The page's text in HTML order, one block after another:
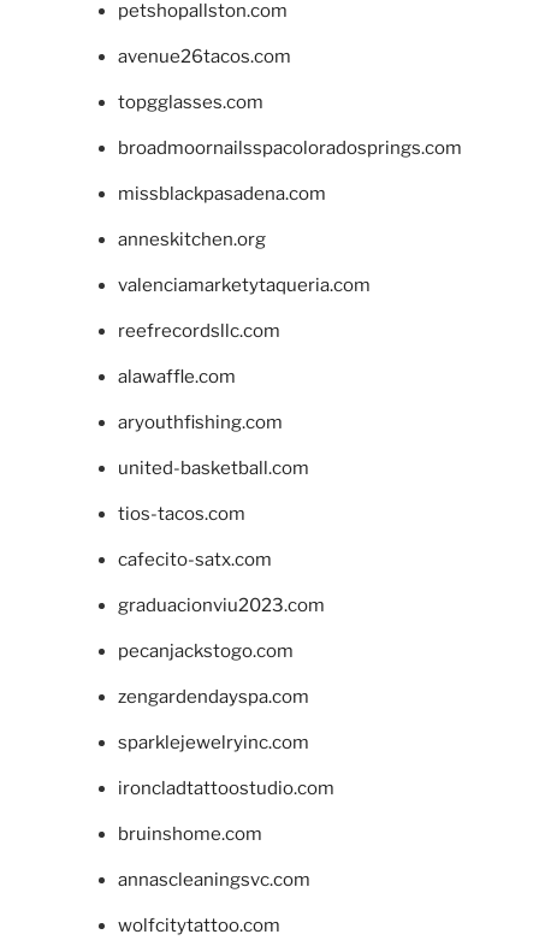
petshopallston.com
avenue26tacos.com
topgglasses.com
broadmoornailsspacoloradosprings.com
missblackpasadena.com
anneskitchen.org
valenciamarketytaqueria.com
reefrecordsllc.com
alawaffle.com
aryouthfishing.com
united-basketball.com
tios-tacos.com
cafecito-satx.com
graduacionviu2023.com
pecanjackstogo.com
zengardendayspa.com
sparklejewelryinc.com
ironcladtattoostudio.com
bruinshome.com
annascleaningsvc.com
wolfcitytattoo.com